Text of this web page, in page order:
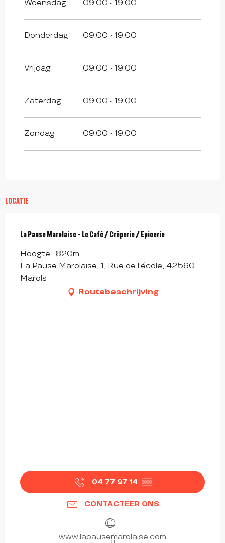
Woensdag 09:00 - 19:00
Donderdag 09:00 - 19:00
Vrijdag 09:00 - 19:00
Zaterdag 09:00 - 19:00
Zondag 09:00 - 19:00
LOCATIE
La Pause Marolaise - Le Café / Crêperie / Epicerie
Hoogte : 820m
La Pause Marolaise, 1, Rue de l'école, 42560
Marols
Routebeschrijving
04 77 97 14 ▒▒
CONTACTEER ONS
www.lapausemarolaise.com